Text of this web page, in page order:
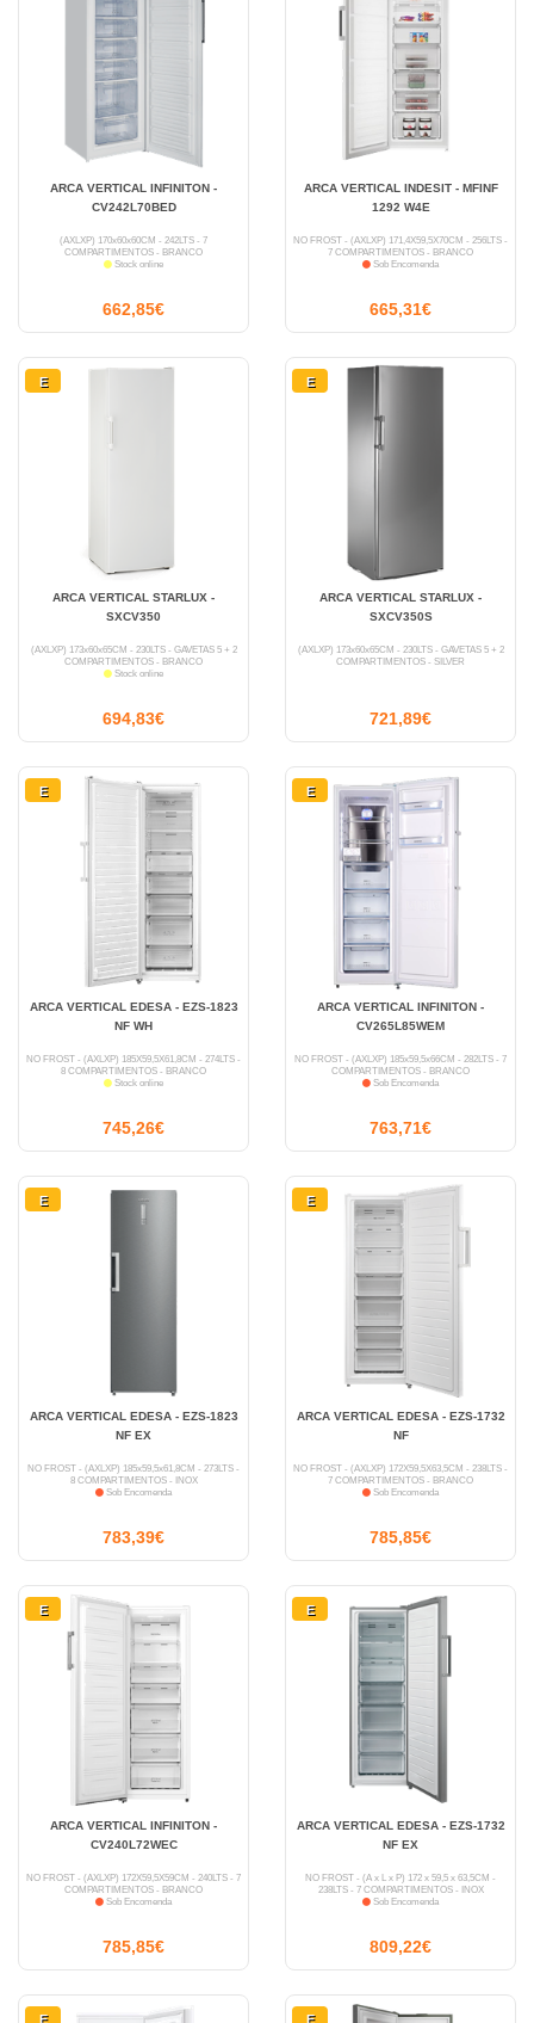
ARCA VERTICAL INFINITON -
CV242L70BED
(AXLXP) 170x60x60CM - 242LTS - 7
COMPARTIMENTOS - BRANCO
Stock online
662,85€
ARCA VERTICAL INDESIT - MFINF
1292 W4E
NO FROST - (AXLXP) 171,4X59,5X70CM - 256LTS -
7 COMPARTIMENTOS - BRANCO
Sob Encomenda
665,31€
E
ARCA VERTICAL STARLUX -
SXCV350
(AXLXP) 173x60x65CM - 230LTS - GAVETAS 5 + 2
COMPARTIMENTOS - BRANCO
Stock online
694,83€
E
ARCA VERTICAL STARLUX -
SXCV350S
(AXLXP) 173x60x65CM - 230LTS - GAVETAS 5 + 2
COMPARTIMENTOS - SILVER
721,89€
E
ARCA VERTICAL EDESA - EZS-1823
NF WH
NO FROST - (AXLXP) 185X59,5X61,8CM - 274LTS -
8 COMPARTIMENTOS - BRANCO
Stock online
745,26€
E
ARCA VERTICAL INFINITON -
CV265L85WEM
NO FROST - (AXLXP) 185x59,5x66CM - 282LTS - 7
COMPARTIMENTOS - BRANCO
Sob Encomenda
763,71€
E
ARCA VERTICAL EDESA - EZS-1823
NF EX
NO FROST - (AXLXP) 185x59,5x61,8CM - 273LTS -
8 COMPARTIMENTOS - INOX
Sob Encomenda
783,39€
E
ARCA VERTICAL EDESA - EZS-1732
NF
NO FROST - (AXLXP) 172X59,5X63,5CM - 238LTS -
7 COMPARTIMENTOS - BRANCO
Sob Encomenda
785,85€
E
ARCA VERTICAL INFINITON -
CV240L72WEC
NO FROST - (AXLXP) 172X59,5X59CM - 240LTS - 7
COMPARTIMENTOS - BRANCO
Sob Encomenda
785,85€
E
ARCA VERTICAL EDESA - EZS-1732
NF EX
NO FROST - (A x L x P) 172 x 59,5 x 63,5CM -
238LTS - 7 COMPARTIMENTOS - INOX
Sob Encomenda
809,22€
E E